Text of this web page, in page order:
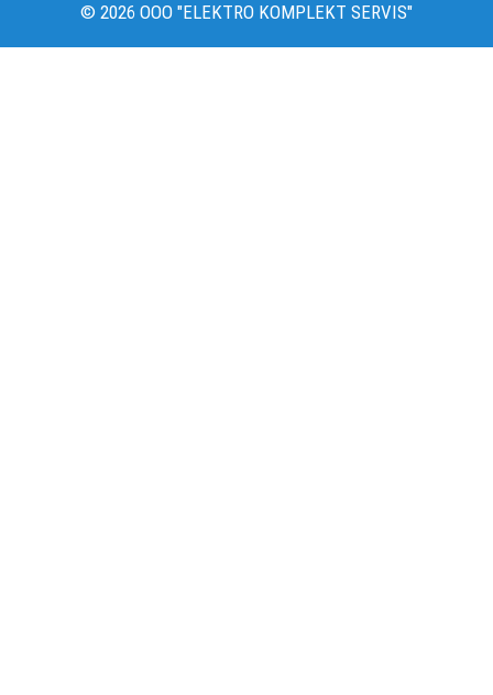
© 2026 OOO "ELEKTRO KOMPLEKT SERVIS"